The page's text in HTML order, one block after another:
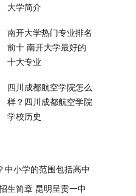
大学简介
南开大学热门专业排名
前十 南开大学最好的
十大专业
四川成都航空学院怎么
样？四川成都航空学院
学校历史
中小学的范围包括高中
生简章 昆明呈贡一中